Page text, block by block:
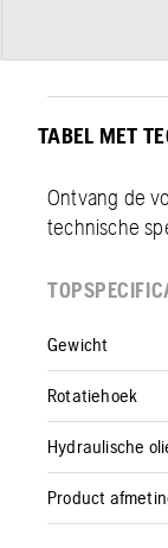
TABEL MET
Ontvang de
technische
Gewicht
Rotatiehoek
Hydraulische
Product